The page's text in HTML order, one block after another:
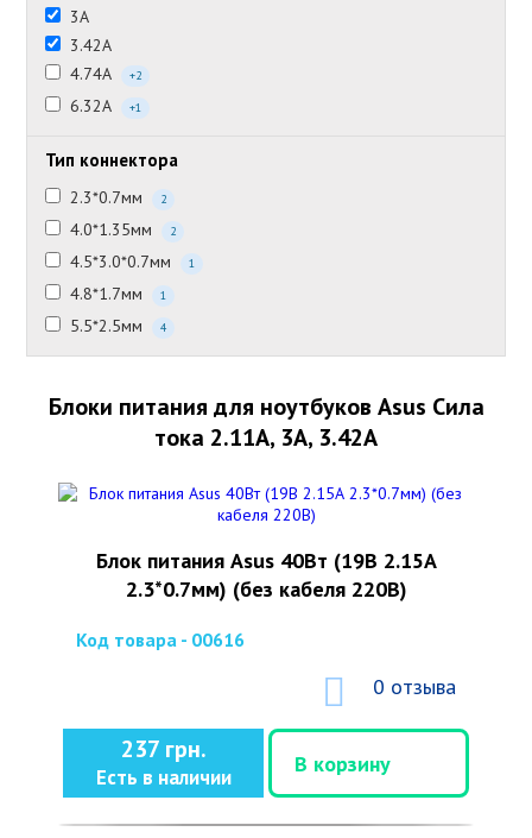
3А
3.42А
4.74А
+2
6.32А +1
Тип коннектора
2.3*0.7мм 2
4.0*1.35мм 2
4.5*3.0*0.7мм 1
4.8*1.7мм 1
5.5*2.5мм 4
Блоки питания для ноутбуков Asus Сила
тока 2.11А, 3А, 3.42А
Блок питания Asus 40Вт (19В 2.15А
2.3*0.7мм) (без кабеля 220В)
Код товара - 00616
0 отзыва
237 грн.
Есть в наличии
В корзину